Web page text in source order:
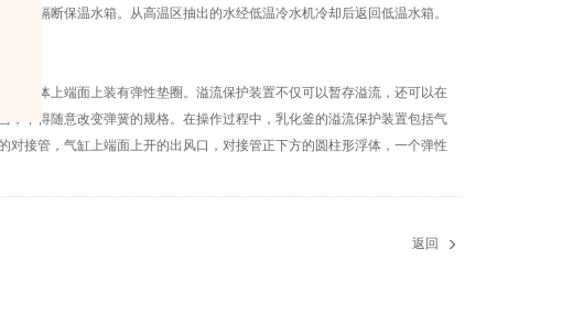
隔断保温水箱。从高温区抽出的水经低温冷水机冷却后返回低温水箱。
浮体上端面上装有弹性垫圈。溢流保护装置不仅可以暂存溢流，还可以在
不得随意改变弹簧的规格。在操作过程中，乳化釜的溢流保护装置包括气
接管，气缸上端面上开的出风口，对接管正下方的圆柱形浮体，一个弹性
返回